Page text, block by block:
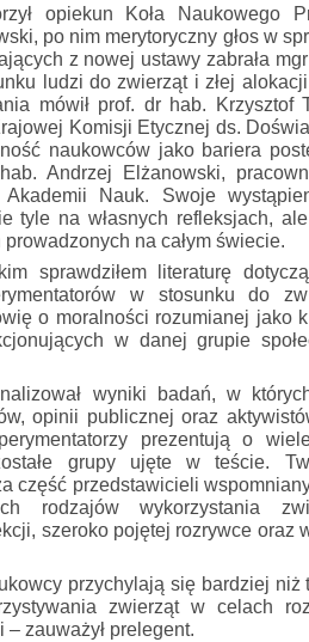
opiekun Koła Naukowego
po nim merytoryczny głos w
z nowej ustawy zabrała
ludzi do zwierząt i złej
mówił prof. dr hab. Krzysztof
Komisji Etycznej ds.
naukowców jako bariera
Andrzej Elżanowski,
Nauk. Swoje
tyle na własnych refleksjach,
na całym świecie.
sprawdziłem literaturę
w stosunku do
o moralności rozumianej jako
w danej grupie
wyniki badań, w
opinii publicznej oraz
prezentują o
grupy ujęte w teście.
część przedstawicieli
rodzajów wykorzystania
szeroko pojętej rozrywce oraz
przychylają się bardziej niż
zwierząt w celach
zauważył prelegent.